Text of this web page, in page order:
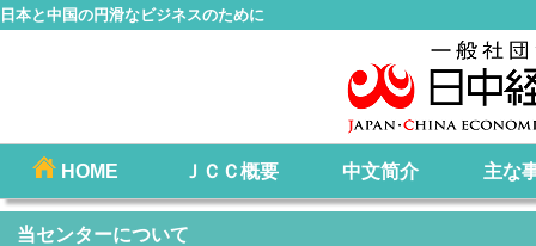
日本と中国の円滑なビジネスのために
メインメニュー
テ
HOME ＪＣＣ概要 中文简介 主な
当センターについて